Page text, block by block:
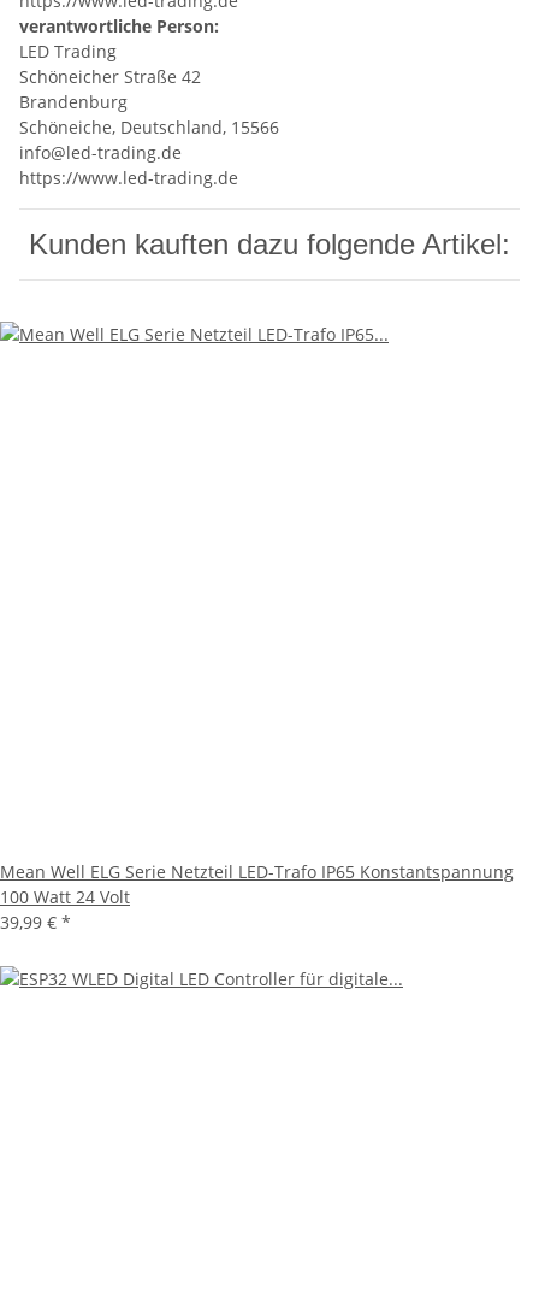
verantwortliche Person:
LED Trading
Schöneicher Straße 42
Brandenburg
Schöneiche, Deutschland, 15566
info@led-trading.de
https://www.led-trading.de
Kunden kauften dazu folgende Artikel:
Mean Well ELG Serie Netzteil LED-Trafo IP65 Konstantspannung
100 Watt 24 Volt
39,99 € *